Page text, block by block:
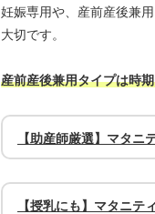
妊娠専用や、産前産後兼
大切です。
産前産後兼用タイプは時
【助産師厳選】マタ
【授乳にも】マタニ